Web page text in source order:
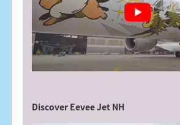
Discover Eevee Jet NH